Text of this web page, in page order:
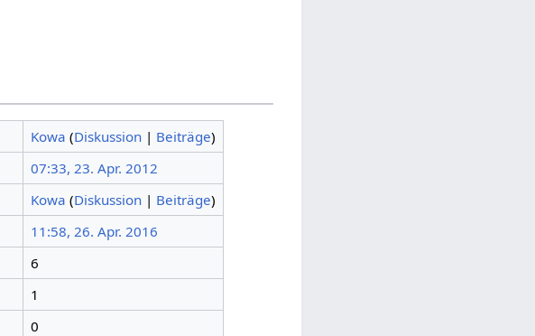
Kowa (Diskussion| Beiträge)
07:33, 23. Apr. 2012
Kowa (Diskussion| Beiträge)
11:58, 26. Apr. 2016
6
1
0